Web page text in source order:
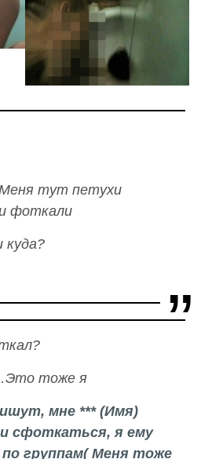
тут петухи
фоткали
тоже я
мне *** (Имя)
и сфоткаться, я ему
группам( Меня тоже